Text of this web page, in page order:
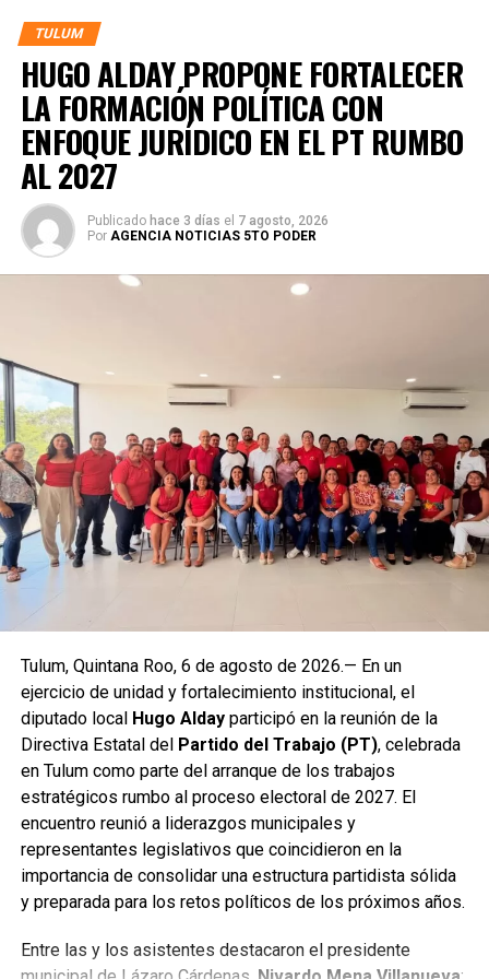
TULUM
HUGO ALDAY PROPONE FORTALECER
LA FORMACIÓN POLÍTICA CON
ENFOQUE JURÍDICO EN EL PT RUMBO
AL 2027
Publicado hace 3 días el 7 agosto, 2026
Por AGENCIA NOTICIAS 5TO PODER
Tulum, Quintana Roo, 6 de agosto de 2026.— En un
ejercicio de unidad y fortalecimiento institucional, el
diputado local Hugo Aldayparticipó en la reunión de la
Directiva Estatal del Partido del Trabajo (PT), celebrada
en Tulum como parte del arranque de los trabajos
estratégicos rumbo al proceso electoral de 2027. El
encuentro reunió a liderazgos municipales y
representantes legislativos que coincidieron en la
importancia de consolidar una estructura partidista sólida
y preparada para los retos políticos de los próximos años.
Entre las y los asistentes destacaron el presidente